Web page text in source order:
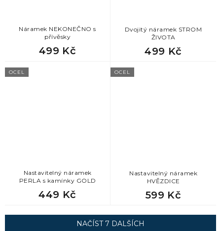
Náramek NEKONEČNO s
přívěsky
499 Kč
Dvojitý náramek STROM
ŽIVOTA
499 Kč
OCEL
Nastavitelný náramek
PERLA s kamínky GOLD
449 Kč
OCEL
Nastavitelný náramek
HVĚZDICE
599 Kč
NAČÍST 7 DALŠÍCH